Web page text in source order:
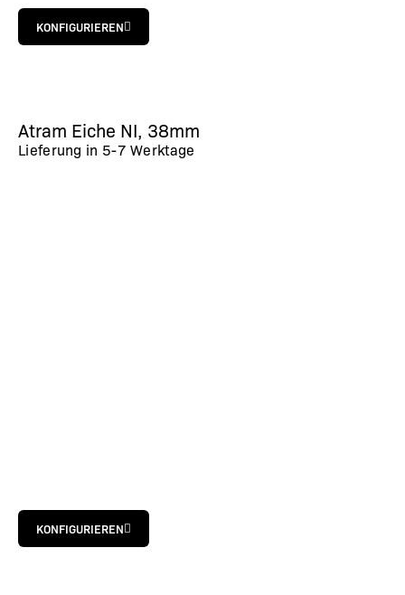
KONFIGURIEREN
Atram Eiche NI, 38mm
Lieferung in 5-7 Werktage
KONFIGURIEREN